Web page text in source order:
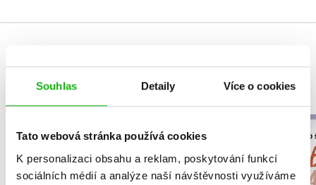
Souhlas Detaily Více o cookies
Tato webová stránka používá cookies
K personalizaci obsahu a reklam, poskytování funkcí
sociálních médií a analýze naší návštěvnosti využíváme
NARNIE – komplet
C. S. Lewis
Útulek
Petr